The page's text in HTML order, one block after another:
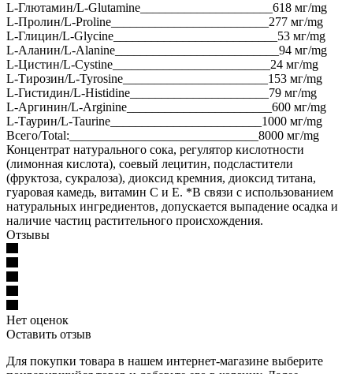
L-Глютамин/L-Glutamine_____________________618 мг/mg
L-Пролин/L-Proline_________________________277 мг/mg
L-Глицин/L-Glycine__________________________53 мг/mg
L-Аланин/L-Alanine__________________________94 мг/mg
L-Цистин/L-Cystine_________________________24 мг/mg
L-Тирозин/L-Tyrosine_______________________153 мг/mg
L-Гистидин/L-Histidine______________________79 мг/mg
L-Аргинин/L-Arginine_______________________600 мг/mg
L-Таурин/L-Taurine________________________1000 мг/mg
Всего/Total:______________________________8000 мг/mg
Концентрат натурального сока, регулятор кислотности
(лимонная кислота), соевый лецитин, подсластители
(фруктоза, сукралоза), диоксид кремния, диоксид титана,
гуаровая камедь, витамин С и Е. *В связи с использованием
натуральных ингредиентов, допускается выпадение осадка и
наличие частиц растительного происхождения.
Отзывы
Нет оценок
Оставить отзыв
Для покупки товара в нашем интернет-магазине выберите